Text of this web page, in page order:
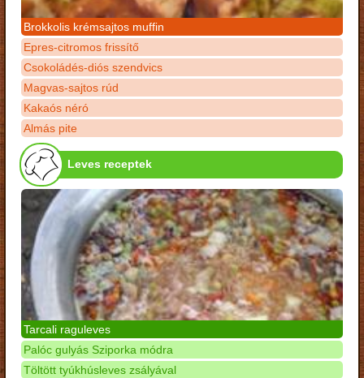
Brokkolis krémsajtos muffin
Epres-citromos frissítő
Csokoládés-diós szendvics
Magvas-sajtos rúd
Kakaós néró
Almás pite
Leves receptek
Tarcali raguleves
Palóc gulyás Sziporka módra
Töltött tyúkhúsleves zsályával